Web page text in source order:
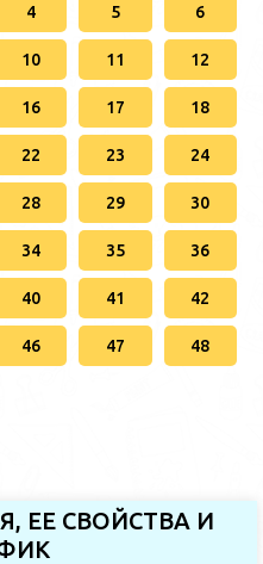
4 5 6
10 11 12
16 17 18
22 23 24
28 29 30
34 35 36
40 41 42
46 47 48
ЕЕ СВОЙСТВА И